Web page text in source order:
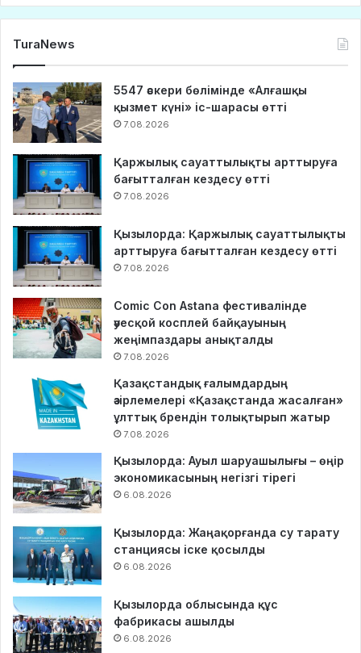
TuraNews
5547 әскери бөлімінде «Алғашқы
қызмет күні» іс-шарасы өтті
7.08.2026
Қаржылық сауаттылықты арттыруға
бағытталған кездесу өтті
7.08.2026
Қызылорда: Қаржылық сауаттылықты
арттыруға бағытталған кездесу өтті
7.08.2026
Comic Con Astana фестивалінде
әуесқой косплей байқауының
жеңімпаздары анықталды
7.08.2026
Қазақстандық ғалымдардың
әзірлемелері «Қазақстанда жасалған»
ұлттық брендін толықтырып жатыр
7.08.2026
Қызылорда: Ауыл шаруашылығы – өңір
экономикасының негізгі тірегі
6.08.2026
Қызылорда: Жаңақорғанда су тарату
станциясы іске қосылды
6.08.2026
Қызылорда облысында құс
фабрикасы ашылды
6.08.2026